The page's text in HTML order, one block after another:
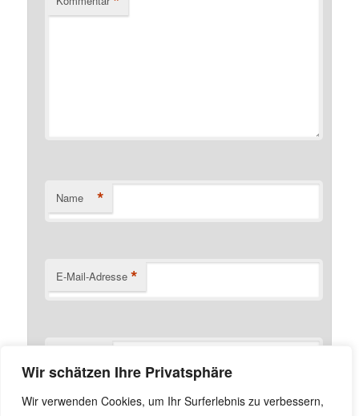
Wir schätzen Ihre Privatsphäre
Wir verwenden Cookies, um Ihr Surferlebnis zu verbessern,
Name *
E-Mail-Adresse *
Name, E-Mail-Adresse und Website in diesem Browser